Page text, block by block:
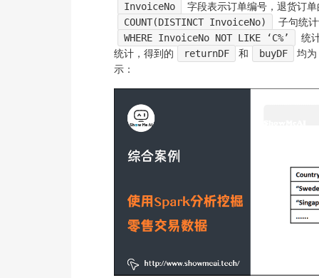
InvoiceNo
字段表示订单编号，退货订
COUNT(DISTINCT InvoiceNo)
子句统
WHERE InvoiceNo NOT LIKE ‘C%’
统
统计，得到的
returnDF 和 buyDF
均为
示：